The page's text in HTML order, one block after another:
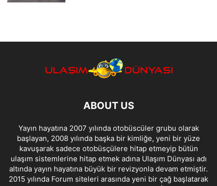
ABOUT US
Yayın hayatına 2007 yılında otobüscüler grubu olarak
başlayan, 2008 yılında başka bir kimliğe, yeni bir yüze
kavuşarak sadece otobüsçülere hitap etmeyip bütün
ulaşım sistemlerine hitap etmek adına Ulaşım Dünyası adı
altında yayın hayatına büyük bir revizyonla devam etmiştir.
2015 yılında Forum siteleri arasında yeni bir çağ başlatarak